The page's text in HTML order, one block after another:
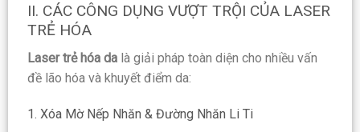
II. CÁC CÔNG DỤNG VƯỢT TRỘI CỦA LASER
TRẺ HÓA
Laser trẻ hóa da là giải pháp toàn diện cho nhiều vấn
đề lão hóa và khuyết điểm da:
1. Xóa Mờ Nếp Nhăn & Đường Nhăn Li Ti